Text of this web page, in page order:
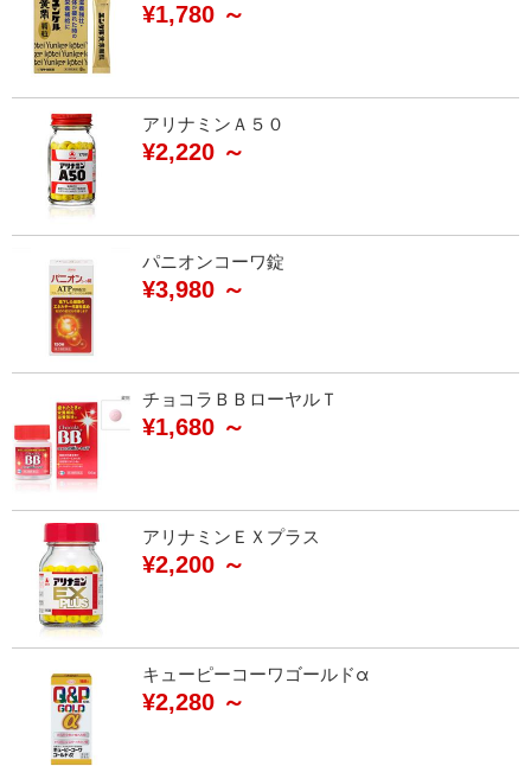
¥1,780 ～
アリナミンＡ５０
¥2,220 ～
パニオンコーワ錠
¥3,980 ～
チョコラＢＢローヤルＴ
¥1,680 ～
アリナミンＥＸプラス
¥2,200 ～
キューピーコーワゴールドα
¥2,280 ～